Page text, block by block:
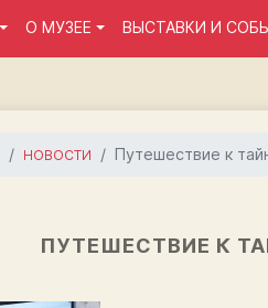
О МУЗЕЕ ВЫСТАВКИ И
НОВОСТИ Путешествие к
ПУТЕШЕСТВИЕ К